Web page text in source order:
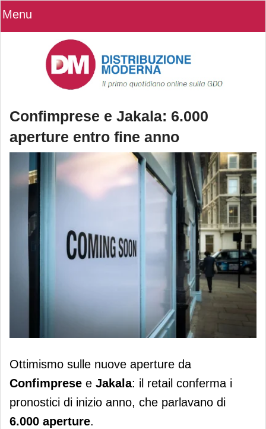
Menu
Confimprese e Jakala: 6.000
aperture entro fine anno
Confimprese e Jakala: 6.000 aperture
Ottimismo sulle nuove aperture da
Confimprese e Jakala: il retail conferma i
pronostici di inizio anno, che parlavano di
6.000 aperture.